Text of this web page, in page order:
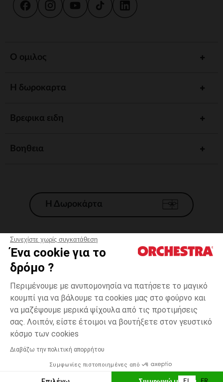
Συνεχίστε χωρίς συγκατάθεση
Ένα cookie για το
δρόμο ?
Περιμένουμε με ανυπομονησία να πατήσετε το μαγικό
κουμπί για να βάλουμε τα cookies μας στο φούρνο και
να μαζέψουμε μερικά ψίχουλα από τις προτιμήσεις
σας. Λοιπόν, είστε έτοιμοι να βουτήξετε στον γευστικό
κόσμο των cookies
Διαβάζω την πολιτική απορρήτου
Συμφωνίες πιστοποιημένες από
Πράσινο
Δυνατότητα πληρωμής με
ΕΠΙΛΟΓΗ ΜΕΓΕΘΟΥΣ
Ο ομιλος
Η δωροκαρτα
Βρεφικα ειδη
Βοηθεια
Η Δωροκάρτα
Γενικοί 'Οροι Πώλησης
*Εμπορικες προσφορες
Προσωπικά δεδομένα
Διαχείρηση των cookies
Προσβασιμότητα: μη συμμορφούμενη
H Orchestra συμμετέχει στον κωδικά δεοντολογίας και στο σύστημα
μεσολάβησης της Γαλλικής Ομοσπονδίας Ηλεκτρονικού Εμπορίου.